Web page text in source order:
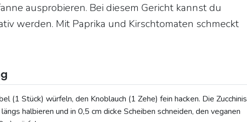
ausprobieren. Bei diesem Gericht kannst du
werden. Mit Paprika und Kirschtomaten schmeckt
(1 Stück) würfeln, den Knoblauch (1 Zehe) fein hacken. Die Zucchinis
halbieren und in 0,5 cm dicke Scheiben schneiden, den veganen